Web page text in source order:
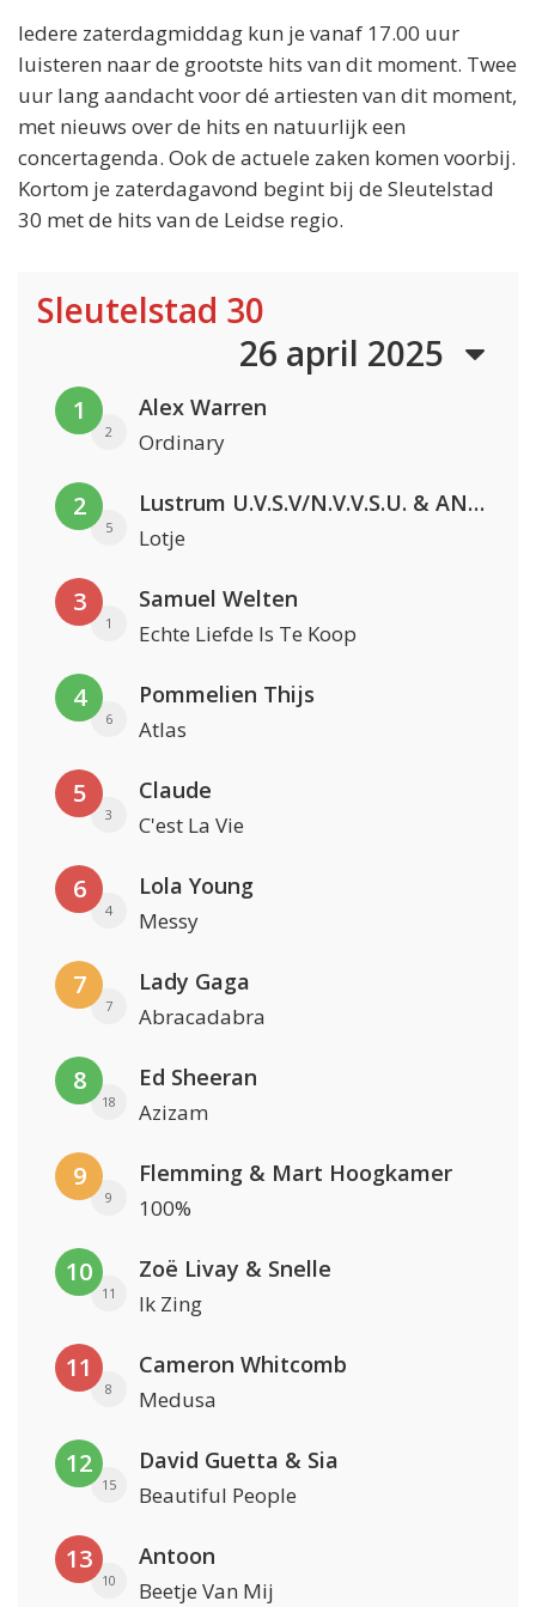
Iedere zaterdagmiddag kun je vanaf 17.00 uur
luisteren naar de grootste hits van dit moment. Twee
uur lang aandacht voor dé artiesten van dit moment,
met nieuws over de hits en natuurlijk een
concertagenda. Ook de actuele zaken komen voorbij.
Kortom je zaterdagavond begint bij de Sleutelstad
30 met de hits van de Leidse regio.
Sleutelstad 30
26 april 2025
1
2
Alex Warren
Ordinary
2
5
Lustrum U.V.S.V/N.V.V.S.U. & ANNO ONS & Jopke van Dobbenburgh & Roeland Beelen
Lotje
3
1
Samuel Welten
Echte Liefde Is Te Koop
4
6
Pommelien Thijs
Atlas
5
3
Claude
C'est La Vie
6
4
Lola Young
Messy
7
7
Lady Gaga
Abracadabra
8
18
Ed Sheeran
Azizam
9
9
Flemming & Mart Hoogkamer
100%
10
11
Zoë Livay & Snelle
Ik Zing
11
8
Cameron Whitcomb
Medusa
12
15
David Guetta & Sia
Beautiful People
13
10
Antoon
Beetje Van Mij